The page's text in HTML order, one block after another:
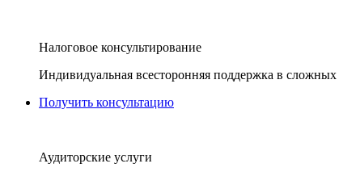
Налоговое консультирование
Индивидуальная всесторонняя поддержка в
Получить консультацию
Аудиторские услуги